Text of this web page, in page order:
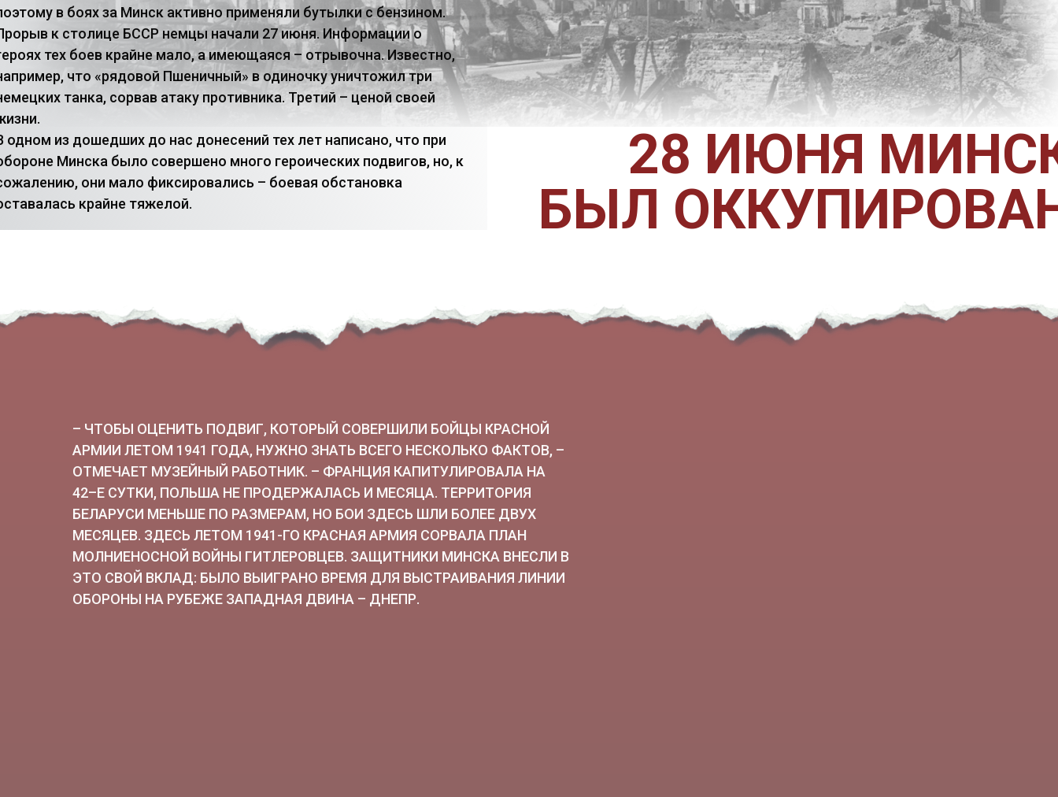
в боях за Минск активно применяли бутылки с бензином.
к столице БССР немцы начали 27 июня. Информации о
тех боев крайне мало, а имеющаяся – отрывочна. Известно,
что «рядовой Пшеничный» в одиночку уничтожил три
танка, сорвав атаку противника. Третий – ценой своей
одном из дошедших до нас донесений тех лет написано, что при
Минска было совершено много героических подвигов, но, к
они мало фиксировались – боевая обстановка
крайне тяжелой.
28 ИЮНЯ
БЫЛ
– ЧТОБЫ ОЦЕНИТЬ ПОДВИГ, КОТОРЫЙ СОВЕРШИЛИ БОЙЦЫ КРАСНОЙ
АРМИИ ЛЕТОМ 1941 ГОДА, НУЖНО ЗНАТЬ ВСЕГО НЕСКОЛЬКО ФАКТОВ, –
ОТМЕЧАЕТ МУЗЕЙНЫЙ РАБОТНИК. – ФРАНЦИЯ КАПИТУЛИРОВАЛА НА
42–Е СУТКИ, ПОЛЬША НЕ ПРОДЕРЖАЛАСЬ И МЕСЯЦА. ТЕРРИТОРИЯ
БЕЛАРУСИ МЕНЬШЕ ПО РАЗМЕРАМ, НО БОИ ЗДЕСЬ ШЛИ БОЛЕЕ ДВУХ
МЕСЯЦЕВ. ЗДЕСЬ ЛЕТОМ 1941-ГО КРАСНАЯ АРМИЯ СОРВАЛА ПЛАН
МОЛНИЕНОСНОЙ ВОЙНЫ ГИТЛЕРОВЦЕВ. ЗАЩИТНИКИ МИНСКА ВНЕСЛИ В
ЭТО СВОЙ ВКЛАД: БЫЛО ВЫИГРАНО ВРЕМЯ ДЛЯ ВЫСТРАИВАНИЯ ЛИНИИ
ОБОРОНЫ НА РУБЕЖЕ ЗАПАДНАЯ ДВИНА – ДНЕПР.